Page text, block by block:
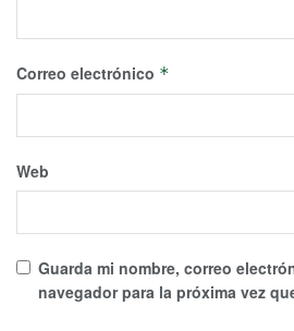
Correo electrónico *
Web
Guarda mi nombre, correo
navegador para la próxima vez